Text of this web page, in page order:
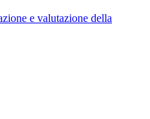
e valutazione della